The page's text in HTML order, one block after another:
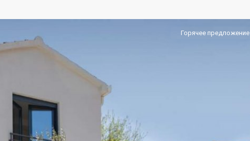
Горячее предложение